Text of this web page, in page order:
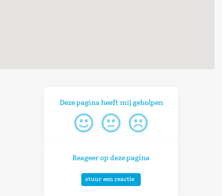
Deze pagina heeft mij geholpen
Reageer op deze pagina
stuur een reactie